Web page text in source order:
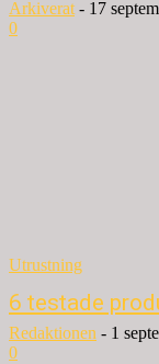
Arkiverat - 17
0
Utrustning
6 testade
Redaktionen - 1
0